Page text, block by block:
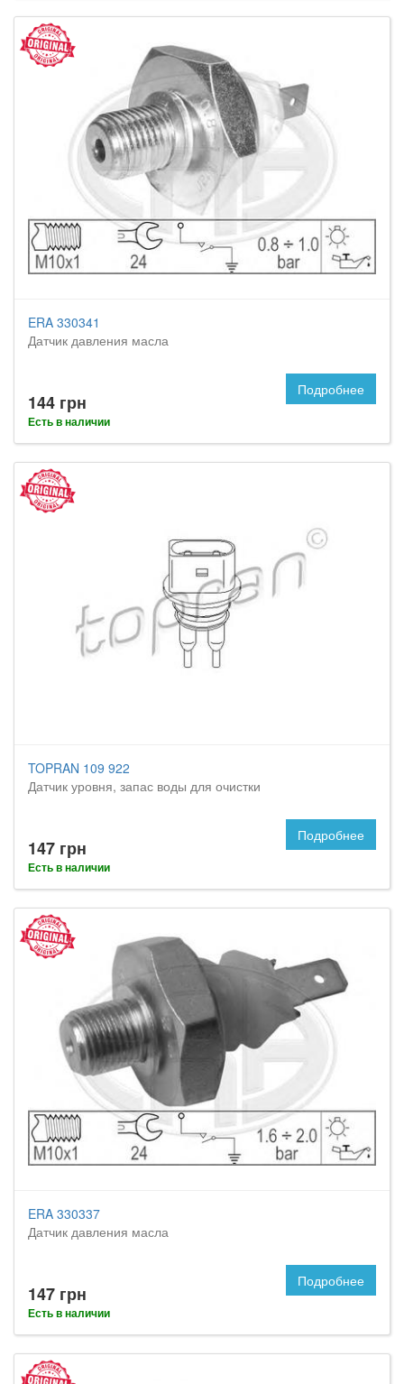
ERA 330341
Датчик давления масла
144 грн
Есть в наличии
Подробнее
TOPRAN 109 922
Датчик уровня, запас воды для очистки
147 грн
Есть в наличии
Подробнее
ERA 330337
Датчик давления масла
147 грн
Есть в наличии
Подробнее